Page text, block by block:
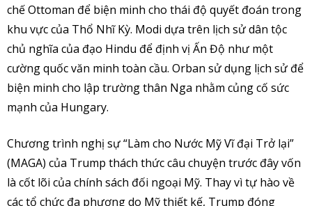
chế Ottoman để biện minh cho thái độ quyết đoán trong
khu vực của Thổ Nhĩ Kỳ. Modi dựa trên lịch sử dân tộc
chủ nghĩa của đạo Hindu để định vị Ấn Độ như một
cường quốc văn minh toàn cầu. Orban sử dụng lịch sử để
biện minh cho lập trường thân Nga nhằm củng cố sức
mạnh của Hungary.
Chương trình nghị sự “Làm cho Nước Mỹ Vĩ đại Trở lại”
(MAGA) của Trump thách thức câu chuyện trước đây vốn
là cốt lõi của chính sách đối ngoại Mỹ. Thay vì tự hào về
các tổ chức đa phương do Mỹ thiết kế, Trump đóng